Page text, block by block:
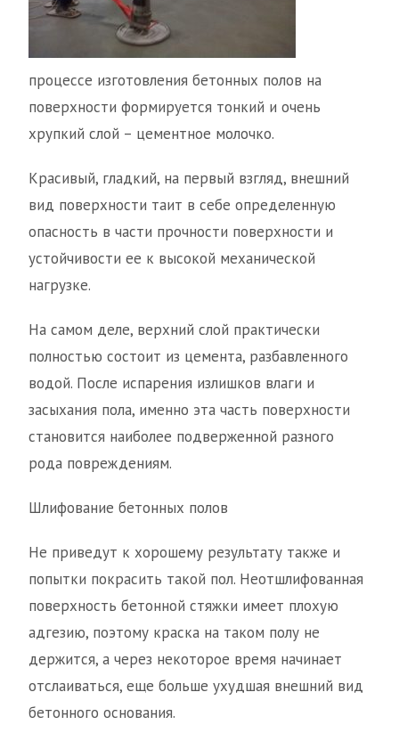
процессе изготовления бетонных полов на
поверхности формируется тонкий и очень
хрупкий слой – цементное молочко.
Красивый, гладкий, на первый взгляд, внешний
вид поверхности таит в себе определенную
опасность в части прочности поверхности и
устойчивости ее к высокой механической
нагрузке.
На самом деле, верхний слой практически
полностью состоит из цемента, разбавленного
водой. После испарения излишков влаги и
засыхания пола, именно эта часть поверхности
становится наиболее подверженной разного
рода повреждениям.
Шлифование бетонных полов
Не приведут к хорошему результату также и
попытки покрасить такой пол. Неотшлифованная
поверхность бетонной стяжки имеет плохую
адгезию, поэтому краска на таком полу не
держится, а через некоторое время начинает
отслаиваться, еще больше ухудшая внешний вид
бетонного основания.